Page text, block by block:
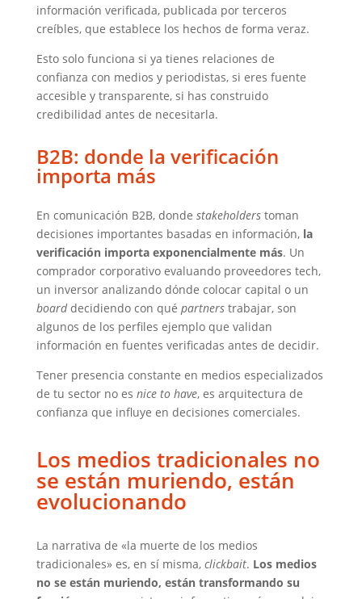
información verificada, publicada por terceros
creíbles, que establece los hechos de forma veraz.
Esto solo funciona si ya tienes relaciones de
confianza con medios y periodistas, si eres fuente
accesible y transparente, si has construido
credibilidad antes de necesitarla.
B2B: donde la verificación
importa más
En comunicación B2B, donde stakeholders toman
decisiones importantes basadas en información, la
verificación importa exponencialmente más. Un
comprador corporativo evaluando proveedores tech,
un inversor analizando dónde colocar capital o un
boarddecidiendo con qué partners trabajar, son
algunos de los perfiles ejemplo que validan
información en fuentes verificadas antes de decidir.
Tener presencia constante en medios especializados
de tu sector no es nice to have, es arquitectura de
confianza que influye en decisiones comerciales.
Los medios tradicionales no
se están muriendo, están
evolucionando
La narrativa de «la muerte de los medios
tradicionales» es, en sí misma, clickbait. Los medios
no se están muriendo, están transformando su